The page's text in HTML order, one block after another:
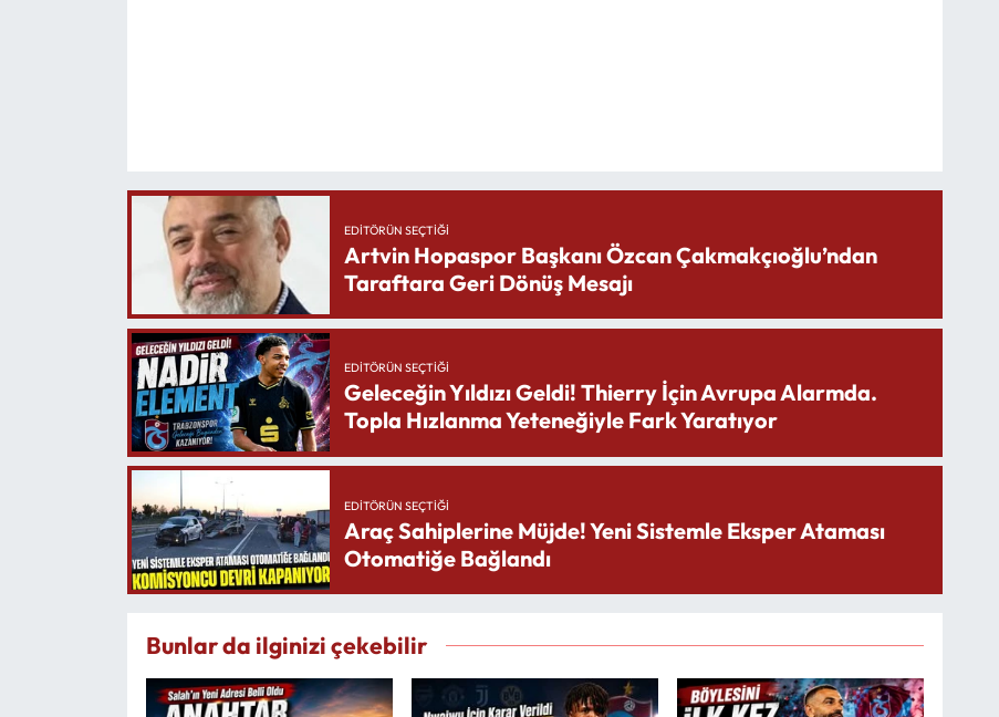
EDITÖRÜN SEÇTIĞI
Artvin Hopaspor Başkanı Özcan Çakmakçıoğlu’ndan
Taraftara Geri Dönüş Mesajı
EDITÖRÜN SEÇTIĞI
Geleceğin Yıldızı Geldi! Thierry İçin Avrupa Alarmda.
Topla Hızlanma Yeteneğiyle Fark Yaratıyor
EDITÖRÜN SEÇTIĞI
Araç Sahiplerine Müjde! Yeni Sistemle Eksper Ataması
Otomatiğe Bağlandı
Bunlar da ilginizi çekebilir